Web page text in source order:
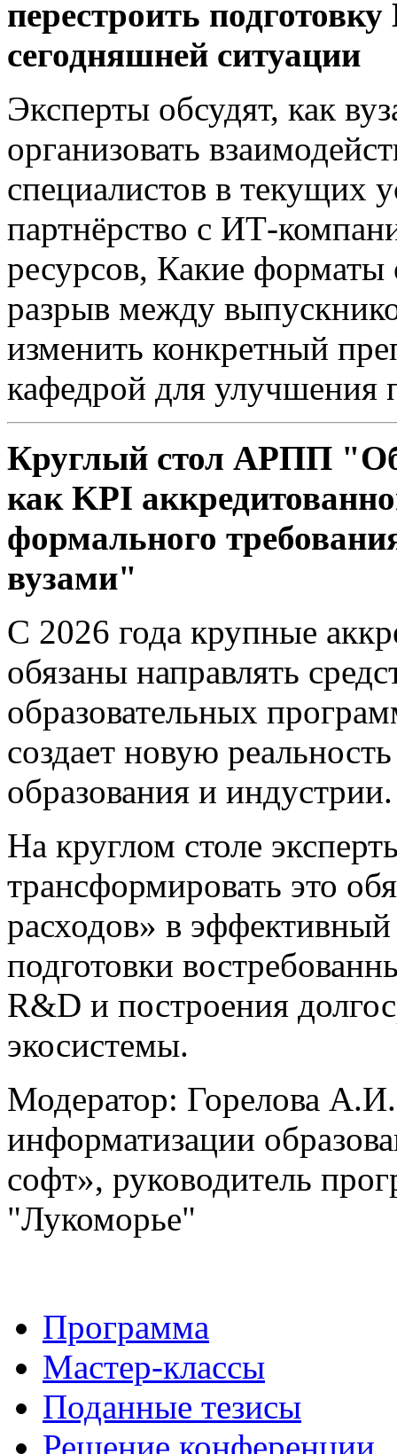
перестроить
сегодняшней ситуации
Эксперты обсудят, как
организовать
специалистов в текущих
партнёрство с ИТ-
ресурсов, Какие
разрыв между
изменить конкретный
кафедрой для улучшения
Круглый стол АРПП
как KPI
формального
вузами"
С 2026 года крупные
обязаны направлять
образовательных
создает новую
образования и индустрии.
На круглом столе
трансформировать это
расходов» в
подготовки
R&D и построения
экосистемы.
Модератор: Горелова
информатизации
софт», руководитель
"Лукоморье"
Программа
Мастер-классы
Поданные тезисы
Решение конференции